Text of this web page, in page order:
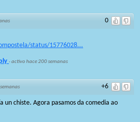
0
status/15776028...
·activo hace 200 semanas
+6
un chiste. Agora pasamos da comedia ao